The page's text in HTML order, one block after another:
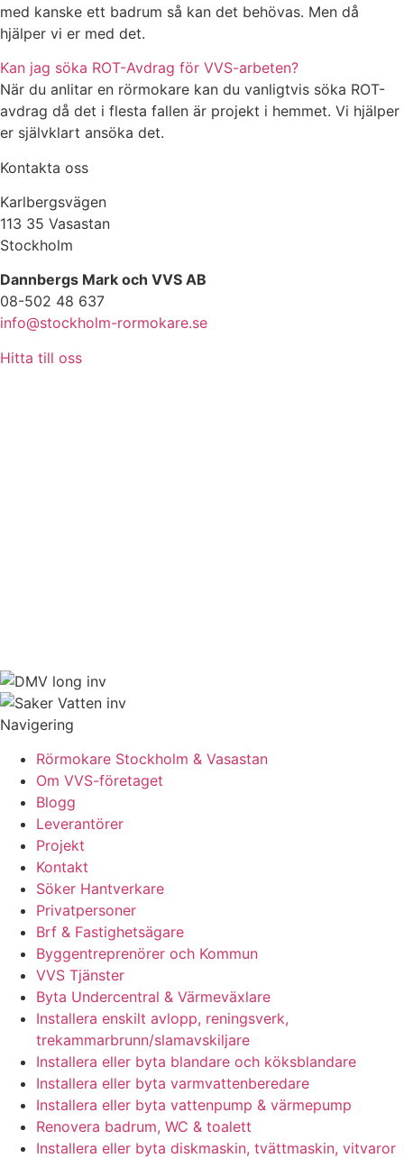
med kanske ett badrum så kan det behövas. Men då
hjälper vi er med det.
Kan jag söka ROT-Avdrag för VVS-arbeten?
När du anlitar en rörmokare kan du vanligtvis söka ROT-
avdrag då det i flesta fallen är projekt i hemmet. Vi hjälper
er självklart ansöka det.
Kontakta oss
Karlbergsvägen
113 35 Vasastan
Stockholm
Dannbergs Mark och VVS AB
08-502 48 637
info@stockholm-rormokare.se
Hitta till oss
Navigering
Rörmokare Stockholm & Vasastan
Om VVS-företaget
Blogg
Leverantörer
Projekt
Kontakt
Söker Hantverkare
Privatpersoner
Brf & Fastighetsägare
Byggentreprenörer och Kommun
VVS Tjänster
Byta Undercentral & Värmeväxlare
Installera enskilt avlopp, reningsverk,
trekammarbrunn/slamavskiljare
Installera eller byta blandare och köksblandare
Installera eller byta varmvattenberedare
Installera eller byta vattenpump & värmepump
Renovera badrum, WC & toalett
Installera eller byta diskmaskin, tvättmaskin, vitvaror